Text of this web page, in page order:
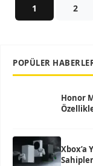
1 2
POPÜLER
Honor
Xbox’a